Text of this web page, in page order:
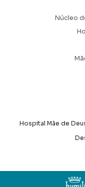
Núcleo
Hospital Mãe de